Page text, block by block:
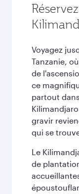
Voyagez
Tanzanie,
de
ce
partout
gravir
qui se
Le
de